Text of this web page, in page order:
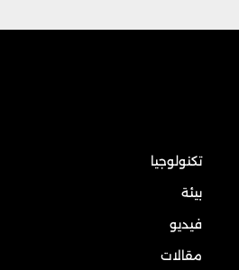
تكنولوجيا
بيئة
فيديو
مقالات